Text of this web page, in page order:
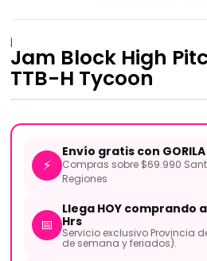
|
Jam Block High
TTB-H Tycoon
⚡
Envío gratis con GORILA
Compras sobre $69.990
Regiones
📅
Llega HOY comprando
Hrs
Servicio exclusivo Provincia
de semana y feriados).